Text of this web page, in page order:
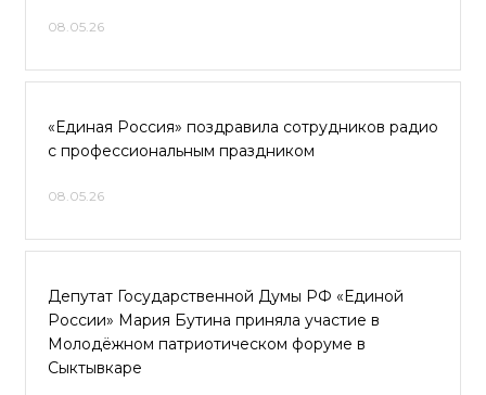
08.05.26
«Единая Россия» поздравила сотрудников радио
с профессиональным праздником
08.05.26
Депутат Государственной Думы РФ «Единой
России» Мария Бутина приняла участие в
Молодёжном патриотическом форуме в
Сыктывкаре